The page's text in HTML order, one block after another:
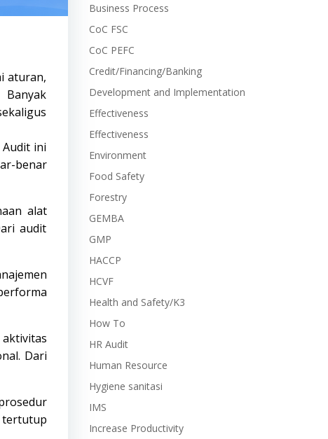
aturan,
ini
benar
alat
audit
Dari
tertutup
Business Process
CoC FSC
CoC PEFC
Credit/Financing/Banking
Development and Implementation
Effectiveness
Effectiveness
Environment
Food Safety
Forestry
GEMBA
GMP
HACCP
HCVF
Health and Safety/K3
How To
HR Audit
Human Resource
Hygiene sanitasi
IMS
Increase Productivity